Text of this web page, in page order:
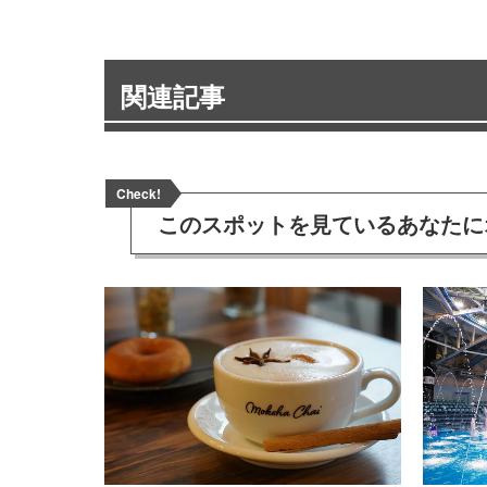
関連記事
Check!
このスポットを見ているあなた